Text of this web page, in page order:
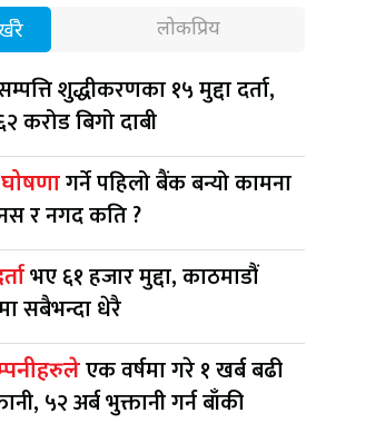
लोकप्रिय
शुद्धीकरणका १५ मुद्दा दर्ता,
करोड बिगो दाबी
गर्ने पहिलो बैंक बन्यो कामना
र नगद कति ?
भए ६१ हजार मुद्दा, काठमाडौं
सबैभन्दा धेरै
एक वर्षमा गरे १ खर्ब बढी
५२ अर्ब भुक्तानी गर्न बाँकी